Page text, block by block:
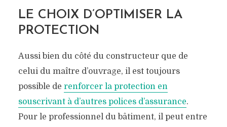
LE CHOIX D’OPTIMISER LA
PROTECTION
Aussi bien du côté du constructeur que de
celui du maître d’ouvrage, il est toujours
possible de renforcer la protection en
souscrivant à d’autres polices d’assurance.
Pour le professionnel du bâtiment, il peut entre